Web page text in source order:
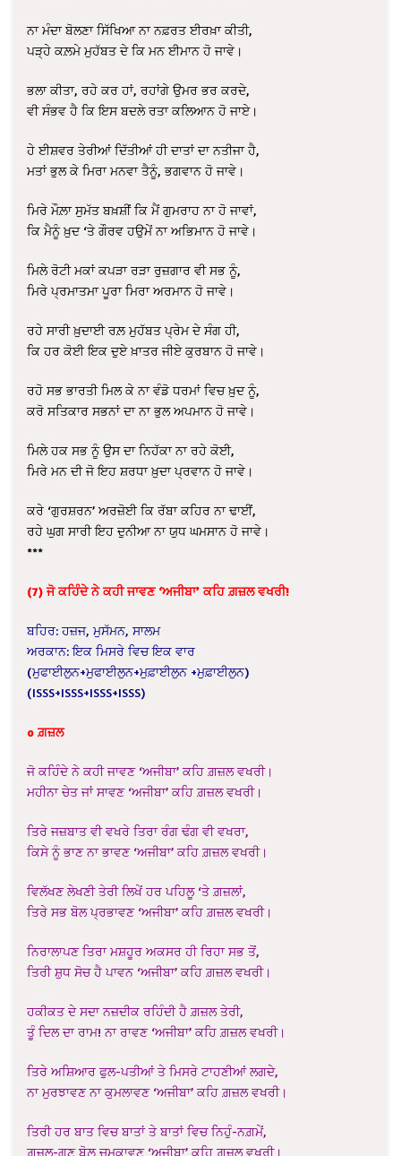
ਨਾ ਮੰਦਾ ਬੋਲਣਾ ਸਿੱਖਿਆ ਨਾ ਨਫ਼ਰਤ ਈਰਖ਼ਾ ਕੀਤੀ,
ਪੜ੍ਹੇ ਕਲ਼ਮੇ ਮੁਹੱਬਤ ਦੇ ਕਿ ਮਨ ਈਮਾਨ ਹੋ ਜਾਵੇ।
ਭਲਾ ਕੀਤਾ, ਰਹੇ ਕਰ ਹਾਂ, ਰਹਾਂਗੇ ਉਮਰ ਭਰ ਕਰਦੇ,
ਵੀ ਸੰਭਵ ਹੈ ਕਿ ਇਸ ਬਦਲੇ ਰਤਾ ਕਲਿਆਨ ਹੋ ਜਾਏ।
ਹੇ ਈਸ਼ਵਰ ਤੇਰੀਆਂ ਦਿੱਤੀਆਂ ਹੀ ਦਾਤਾਂ ਦਾ ਨਤੀਜਾ ਹੈ,
ਮਤਾਂ ਭੁਲ ਕੇ ਮਿਰਾ ਮਨਵਾ ਤੈਨੂੰ, ਭਗਵਾਨ ਹੋ ਜਾਵੇ।
ਮਿਰੇ ਮੌਲ਼ਾ ਸੁਮੱਤ ਬਖ਼ਸ਼ੀਂ ਕਿ ਮੈਂ ਗੁਮਰਾਹ ਨਾ ਹੋ ਜਾਵਾਂ,
ਕਿ ਮੈਨੂੰ ਖ਼ੁਦ ‘ਤੇ ਗੌਰਵ ਹਉਮੇਂ ਨਾ ਅਭਿਮਾਨ ਹੋ ਜਾਵੇ।
ਮਿਲੇ ਰੋਟੀ ਮਕਾਂ ਕਪੜਾ ਰੜਾ ਰੁਜ਼ਗਾਰ ਵੀ ਸਭ ਨੂੰ,
ਮਿਰੇ ਪ੍ਰਮਾਤਮਾ ਪੂਰਾ ਮਿਰਾ ਅਰਮਾਨ ਹੋ ਜਾਵੇ।
ਰਹੇ ਸਾਰੀ ਖ਼ੁਦਾਈ ਰਲ਼ ਮੁਹੱਬਤ ਪ੍ਰੇਮ ਦੇ ਸੰਗ ਹੀ,
ਕਿ ਹਰ ਕੋਈ ਇਕ ਦੁਏ ਖ਼ਾਤਰ ਜੀਏ ਕੁਰਬਾਨ ਹੋ ਜਾਵੇ।
ਰਹੋ ਸਭ ਭਾਰਤੀ ਮਿਲ ਕੇ ਨਾ ਵੰਡੋ ਧਰਮਾਂ ਵਿਚ ਖ਼ੁਦ ਨੂੰ,
ਕਰੋ ਸਤਿਕਾਰ ਸਭਨਾਂ ਦਾ ਨਾ ਭੁਲ ਅਪਮਾਨ ਹੋ ਜਾਵੇ।
ਮਿਲੇ ਹਕ ਸਭ ਨੂੰ ਉਸ ਦਾ ਨਿਹੱਕਾ ਨਾ ਰਹੇ ਕੋਈ,
ਮਿਰੇ ਮਨ ਦੀ ਜੋ ਇਹ ਸ਼ਰਧਾ ਖ਼ੁਦਾ ਪ੍ਰਵਾਨ ਹੋ ਜਾਵੇ।
ਕਰੇ ‘ਗੁਰਸ਼ਰਨ’ ਅਰਜ਼ੋਈ ਕਿ ਰੱਬਾ ਕਹਿਰ ਨਾ ਢਾਈਂ,
ਰਹੇ ਘੁਗ ਸਾਰੀ ਇਹ ਦੁਨੀਆ ਨਾ ਯੁਧ ਘਮਸਾਨ ਹੋ ਜਾਵੇ।
***
(7) ਜੋ ਕਹਿੰਦੇ ਨੇ ਕਹੀ ਜਾਵਣ ‘ਅਜੀਬਾ’ ਕਹਿ ਗ਼ਜ਼ਲ ਵਖਰੀ!
ਬਹਿਰ: ਹਜ਼ਜ, ਮੁਸੱਮਨ, ਸਾਲਮ
ਅਰਕਾਨ: ਇਕ ਮਿਸਰੇ ਵਿਚ ਇਕ ਵਾਰ
(ਮੁਫਾਈਲੁਨ+ਮੁਫਾਈਲੁਨ+ਮੁਫ਼ਾਈਲੁਨ +ਮੁਫ਼ਾਈਲੁਨ)
(ISSS+ISSS+ISSS+ISSS)
o ਗ਼ਜ਼ਲ
ਜੋ ਕਹਿੰਦੇ ਨੇ ਕਹੀ ਜਾਵਣ ‘ਅਜੀਬਾ’ ਕਹਿ ਗ਼ਜ਼ਲ ਵਖਰੀ।
ਮਹੀਨਾ ਚੇਤ ਜਾਂ ਸਾਵਣ ‘ਅਜੀਬਾ’ ਕਹਿ ਗ਼ਜ਼ਲ ਵਖਰੀ।
ਤਿਰੇ ਜਜ਼ਬਾਤ ਵੀ ਵਖਰੇ ਤਿਰਾ ਰੰਗ ਢੰਗ ਵੀ ਵਖਰਾ,
ਕਿਸੇ ਨੂੰ ਭਾਣ ਨਾ ਭਾਵਣ ‘ਅਜੀਬਾ’ ਕਹਿ ਗ਼ਜ਼ਲ ਵਖਰੀ।
ਵਿਲੱਖਣ ਲੇਖਣੀ ਤੇਰੀ ਲਿਖੇਂ ਹਰ ਪਹਿਲੂ ‘ਤੇ ਗ਼ਜ਼ਲਾਂ,
ਤਿਰੇ ਸਭ ਬੋਲ ਪ੍ਰਭਾਵਣ ‘ਅਜੀਬਾ’ ਕਹਿ ਗ਼ਜ਼ਲ ਵਖਰੀ।
ਨਿਰਾਲਾਪਣ ਤਿਰਾ ਮਸ਼ਹੂਰ ਅਕਸਰ ਹੀ ਰਿਹਾ ਸਭ ਤੋਂ,
ਤਿਰੀ ਸ਼ੁਧ ਸੋਚ ਹੈ ਪਾਵਨ ‘ਅਜੀਬਾ’ ਕਹਿ ਗ਼ਜ਼ਲ ਵਖਰੀ।
ਹਕੀਕਤ ਦੇ ਸਦਾ ਨਜ਼ਦੀਕ ਰਹਿੰਦੀ ਹੈ ਗ਼ਜ਼ਲ ਤੇਰੀ,
ਤੂੰ ਦਿਲ ਦਾ ਰਾਮ! ਨਾ ਰਾਵਣ ‘ਅਜੀਬਾ’ ਕਹਿ ਗ਼ਜ਼ਲ ਵਖਰੀ।
ਤਿਰੇ ਅਸ਼ਿਆਰ ਫੁਲ-ਪਤੀਆਂ ਤੇ ਮਿਸਰੇ ਟਾਹਣੀਆਂ ਲਗਦੇ,
ਨਾ ਮੁਰਝਾਵਣ ਨਾ ਕੁਮਲਾਵਣ ‘ਅਜੀਬਾ’ ਕਹਿ ਗ਼ਜ਼ਲ ਵਖਰੀ।
ਤਿਰੀ ਹਰ ਬਾਤ ਵਿਚ ਬਾਤਾਂ ਤੇ ਬਾਤਾਂ ਵਿਚ ਨਿਹੁੰ-ਨਗ਼ਮੇਂ,
ਗ਼ਜ਼ਲ-ਗੁਣ ਬੋਲ਼ ਚਮਕਾਵਣ ‘ਅਜੀਬਾ’ ਕਹਿ ਗ਼ਜ਼ਲ ਵਖਰੀ।